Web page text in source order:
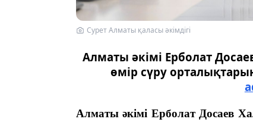
Сурет Алматы қаласы әкімдігі
Алматы әкімі Ерболат
өмір сүру
Алматы әкімі Ерболат Досаев